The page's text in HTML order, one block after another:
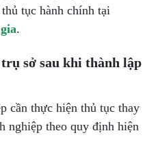
tục hành chính tại
.
sở sau khi thành lập
cần thực hiện thủ tục thay
nghiệp theo quy định hiện